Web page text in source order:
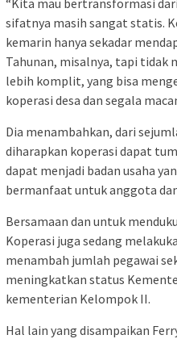
sifatnya masih sangat statis.
kemarin hanya sekadar
Tahunan, misalnya, tapi tidak
lebih komplit, yang bisa
koperasi desa dan segala
Dia menambahkan, dari
diharapkan koperasi dapat
dapat menjadi badan usaha
bermanfaat untuk anggota
Bersamaan dan untuk
Koperasi juga sedang
menambah jumlah pegawai
meningkatkan status
kementerian Kelompok II.
Hal lain yang disampaikan